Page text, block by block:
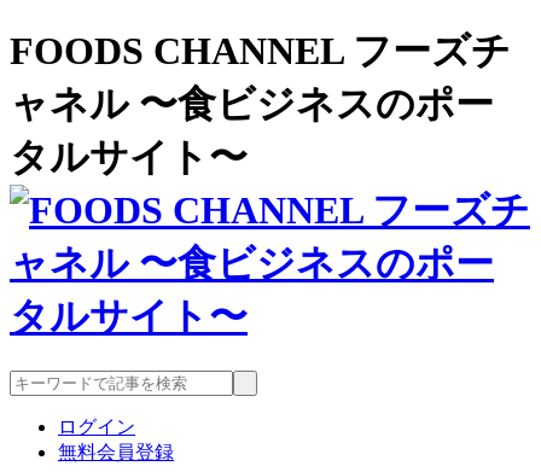
FOODS CHANNEL フーズチ
ャネル 〜食ビジネスのポー
タルサイト〜
ログイン
無料会員登録